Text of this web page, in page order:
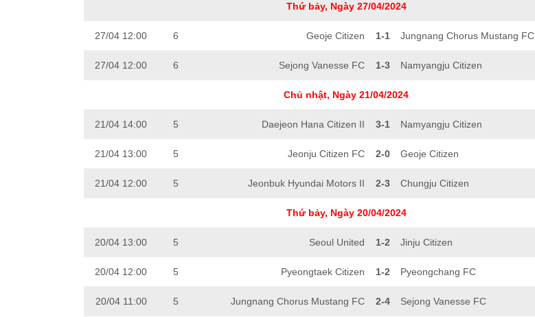
Thứ bảy, Ngày 27/04/2024
27/04 12:00 6 Geoje Citizen 1-1 Jungnang Chorus Mustang FC
27/04 12:00 6 Sejong Vanesse FC 1-3 Namyangju Citizen
Chủ nhật, Ngày 21/04/2024
21/04 14:00 5 Daejeon Hana Citizen II 3-1 Namyangju Citizen
21/04 13:00 5 Jeonju Citizen FC 2-0 Geoje Citizen
21/04 12:00 5 Jeonbuk Hyundai Motors II 2-3 Chungju Citizen
Thứ bảy, Ngày 20/04/2024
20/04 13:00 5 Seoul United 1-2 Jinju Citizen
20/04 12:00 5 Pyeongtaek Citizen 1-2 Pyeongchang FC
20/04 11:00 5 Jungnang Chorus Mustang FC 2-4 Sejong Vanesse FC